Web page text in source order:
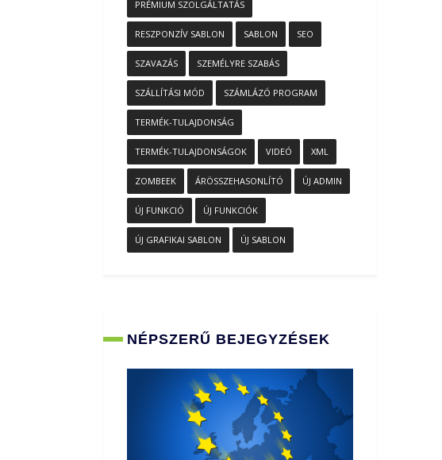
PRÉMIUM SZOLGÁLTATÁS
RESZPONZÍV SABLON SABLON SEO
SZAVAZÁS SZEMÉLYRE SZABÁS
SZÁLLÍTÁSI MÓD SZÁMLÁZÓ PROGRAM
TERMÉK-TULAJDONSÁG
TERMÉK-TULAJDONSÁGOK VIDEÓ XML
ZOMBEEK ÁRÖSSZEHASONLÍTÓ ÚJ ADMIN
ÚJ FUNKCIÓ ÚJ FUNKCIÓK
ÚJ GRAFIKAI SABLON ÚJ SABLON
NÉPSZERŰ BEJEGYZÉSEK